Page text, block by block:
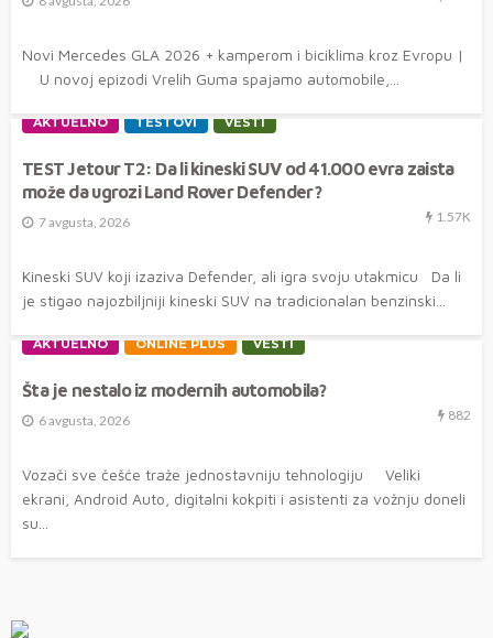
Novi Mercedes GLA 2026 + kamperom i biciklima kroz Evropu |
U novoj epizodi Vrelih Guma spajamo automobile,...
AKTUELNO TESTOVI VESTI
TEST Jetour T2: Da li kineski SUV od 41.000 evra zaista
može da ugrozi Land Rover Defender?
7 avgusta, 2026 1.57K
Kineski SUV koji izaziva Defender, ali igra svoju utakmicu Da li
je stigao najozbiljniji kineski SUV na tradicionalan benzinski...
AKTUELNO ONLINE PLUS VESTI
Šta je nestalo iz modernih automobila?
6 avgusta, 2026 882
Vozači sve češće traže jednostavniju tehnologiju Veliki
ekrani, Android Auto, digitalni kokpiti i asistenti za vožnju doneli
su...